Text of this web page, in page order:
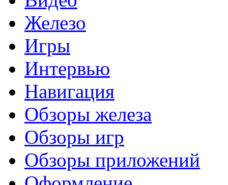
Железо
Игры
Интервью
Навигация
Обзоры железа
Обзоры игр
Обзоры приложений